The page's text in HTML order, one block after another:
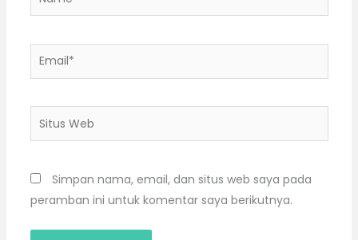
Email*
Situs
Web
Simpan nama, email, dan situs web saya pada
peramban ini untuk komentar saya berikutnya.